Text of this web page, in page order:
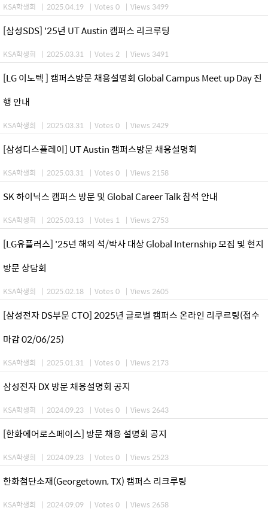
KSA학생회 | 2025.04.19 | Votes 0 | Views 3499
[삼성SDS] '25년 UT Austin 캠퍼스 리크루팅
KSA학생회 | 2025.03.31 | Votes 2 | Views 3491
[LG 이노텍 ] 캠퍼스방문 채용설명회 Global Campus Meet up Day 진
행 안내
KSA학생회 | 2025.03.31 | Votes 0 | Views 2429
[삼성디스플레이] UT Austin 캠퍼스방문 채용설명회
KSA학생회 | 2025.03.31 | Votes 0 | Views 2158
SK 하이닉스 캠퍼스 방문 및 Global Career Talk 참석 안내
KSA학생회 | 2025.03.13 | Votes 1 | Views 2753
[LG유플러스] '25년 해외 석/박사 대상 Global Internship 모집 및 현지
방문 상담회
KSA학생회 | 2025.02.18 | Votes 0 | Views 2605
[삼성전자 DS부문 CTO] 2025년 글로벌 캠퍼스 온라인 리쿠르팅(접수
마감 02/06/25)
KSA학생회 | 2025.01.31 | Votes 0 | Views 2173
삼성전자 DX 방문 채용설명회 공지
KSA학생회 | 2024.09.23 | Votes 0 | Views 2643
[한화에어로스페이스] 방문 채용 설명회 공지
KSA학생회 | 2024.09.23 | Votes 0 | Views 2523
한화첨단소재(Georgetown, TX) 캠퍼스 리크루팅
KSA학생회 | 2024.09.09 | Votes 0 | Views 2658